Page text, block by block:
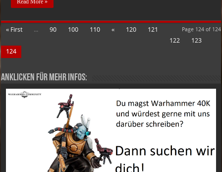
Read More »
Page 124 of 124
« First ... 90 100 110 « 120
121
122
123
124
Anklicken für mehr Infos: